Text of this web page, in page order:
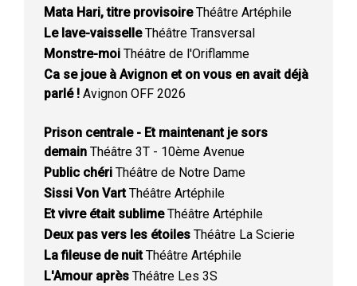
Mata Hari, titre provisoireThéâtre Artéphile
Le lave-vaisselleThéâtre Transversal
Monstre-moi Théâtre de l'Oriflamme
Ca se joue à Avignon et on vous en avait déjà
parlé ! Avignon OFF 2026
Prison centrale - Et maintenant je sors
demain Théâtre 3T - 10ème Avenue
Public chéri Théâtre de Notre Dame
Sissi Von VartThéâtre Artéphile
Et vivre était sublimeThéâtre Artéphile
Deux pas vers les étoiles Théâtre La Scierie
La fileuse de nuitThéâtre Artéphile
L'Amour après Théâtre Les 3S